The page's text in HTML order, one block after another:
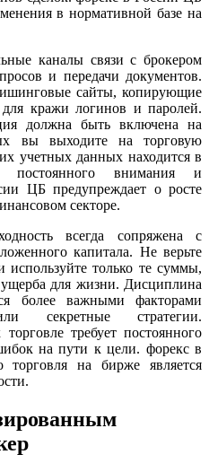
в нормативной базе на
каналы связи с брокером
и передачи документов.
сайты, копирующие
кражи логинов и паролей.
должна быть включена на
вы выходите на торговую
учетных данных находится в
внимания и
ЦБ предупреждает о росте
секторе.
всегда сопряжена с
капитала. Не верьте
только те суммы,
ущерба для жизни. Дисциплина
более важными факторами
секретные стратегии.
требует постоянного
на пути к цели. форекс в
на бирже является